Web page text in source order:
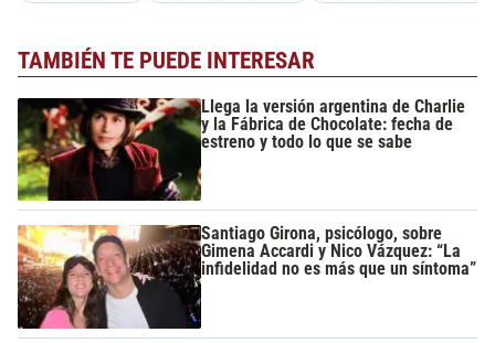
TAMBIÉN TE PUEDE INTERESAR
Llega la versión argentina de Charlie
y la Fábrica de Chocolate: fecha de
estreno y todo lo que se sabe
Santiago Girona, psicólogo, sobre
Gimena Accardi y Nico Vázquez: “La
infidelidad no es más que un síntoma”